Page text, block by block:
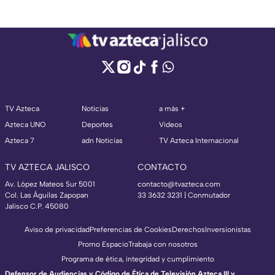
TV Azteca
Azteca UNO
Azteca 7
Noticias
Deportes
adn Noticias
a más +
Videos
TV Azteca Internacional
TV AZTECA JALISCO
Av. López Mateos Sur 5001
Col. Las Águilas Zapopan
Jalisco C.P. 45080
CONTACTO
contacto@tvazteca.com
33 3632 3231 | Conmutador
Aviso de privacidadPreferencias de CookiesDerechosInversionistas
Promo EspacioTrabaja con nosotros
Programa de ética, integridad y cumplimiento